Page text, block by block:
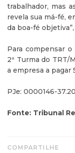
trabalhador, mas
revela sua má-fé,
da boa-fé
Para compensar
2ª Turma do TRT/
a empresa a pagar
PJe: 0000146-
Fonte: Tribunal
COMPARTILHE